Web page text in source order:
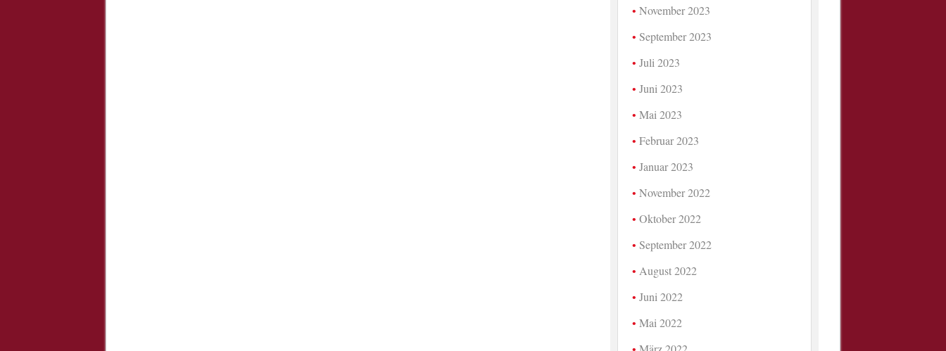
November 2023
September 2023
Juli 2023
Juni 2023
Mai 2023
Februar 2023
Januar 2023
November 2022
Oktober 2022
September 2022
August 2022
Juni 2022
Mai 2022